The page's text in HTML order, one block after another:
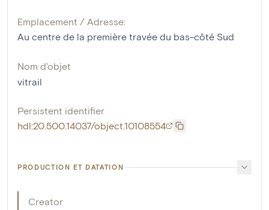
Emplacement / Adresse:
Au centre de la première travée du bas-côté Sud
Nom d'objet
vitrail
Persistent identifier
hdl:20.500.14037/object.10108554
PRODUCTION ET DATATION
Creator